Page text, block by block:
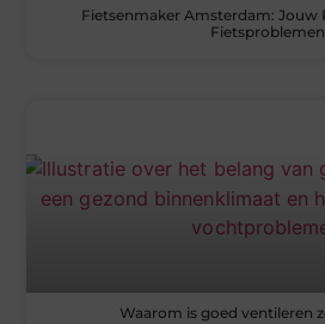
Fietsenmaker Amsterdam: Jouw
Fietsproblemen
Waarom is goed ventileren